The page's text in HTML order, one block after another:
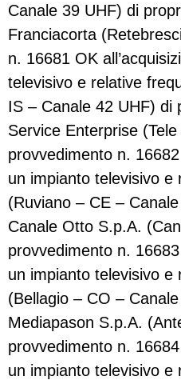
Canale 39 UHF) di
Franciacorta
n. 16681 OK
televisivo e relative
IS – Canale 42 UHF) di
Service Enterprise
provvedimento n.
un impianto televisivo e
(Ruviano – CE –
Canale Otto S.p.A.
provvedimento n.
un impianto televisivo e
(Bellagio – CO –
Mediapason S.p.A.
provvedimento n.
un impianto televisivo e